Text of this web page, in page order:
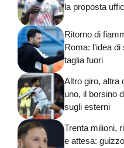
la proposta
Ritorno di
Roma: l’idea
taglia fuori
Altro giro, altra
uno, il borsino
sugli esterni
Trenta milioni,
e attesa: